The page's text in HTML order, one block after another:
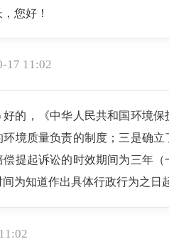
您好！
17 11:02
好的，《中华人民共和国环境
环境质量负责的制度；三是确
偿提起诉讼的时效期间为三年
间为知道作出具体行政行为之日